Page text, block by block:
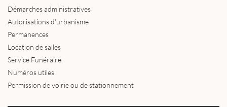
Démarches administratives
Autorisations d'urbanisme
Permanences
Location de salles
Service Funéraire
Numéros utiles
Permission de voirie ou de stationnement